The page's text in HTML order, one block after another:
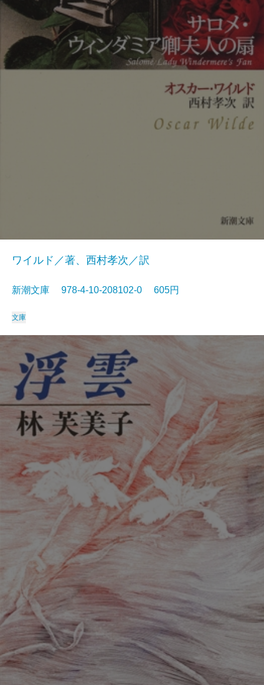
ワイルド／著、西村孝次／訳
新潮文庫 978-4-10-208102-0 605円
文庫